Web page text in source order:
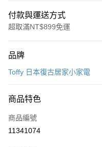
付款與運送方式
超取滿NT$899免運
信用卡一次付款
Apple Pay
街口支付
品牌
Toffy 日本復古居家小家電
商品特色
商品編號
11341074